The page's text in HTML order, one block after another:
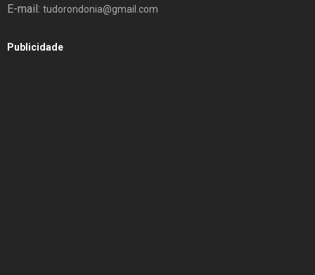
E-mail: tudorondonia@gmail.com
Publicidade